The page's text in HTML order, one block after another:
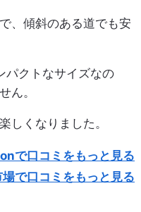
、傾斜のある道でも安
パクトなサイズなの
ん。
しくなりました。
で口コミをもっと見る
で口コミをもっと見る